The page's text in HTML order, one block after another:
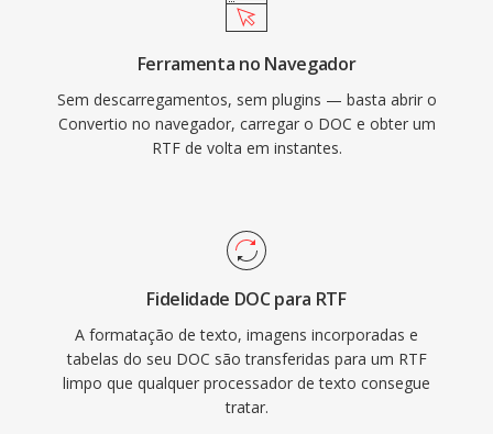
Ferramenta no Navegador
Sem descarregamentos, sem plugins — basta abrir o
Convertio no navegador, carregar o DOC e obter um
RTF de volta em instantes.
Fidelidade DOC para RTF
A formatação de texto, imagens incorporadas e
tabelas do seu DOC são transferidas para um RTF
limpo que qualquer processador de texto consegue
tratar.